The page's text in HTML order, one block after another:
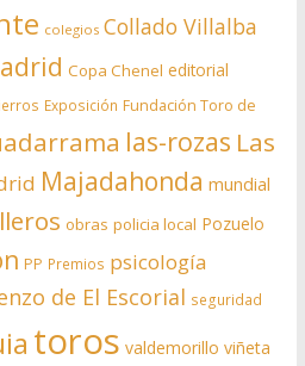
colegios Collado Villalba
Copa Chenel editorial
Exposición Fundación Toro de
las-rozas Las
Majadahonda mundial
obras policia local Pozuelo
PP Premios psicología
de El Escorial seguridad
toros valdemorillo viñeta